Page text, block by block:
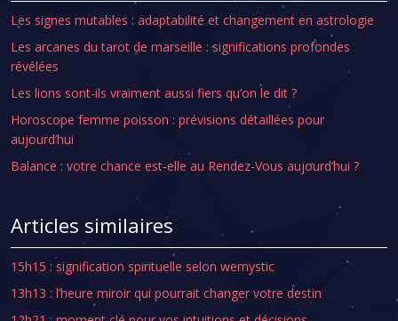
Les signes mutables : adaptabilité et changement en astrologie
Les arcanes du tarot de marseille : significations profondes
révélées
Les lions sont-ils vraiment aussi fiers qu’on le dit ?
Horoscope femme poisson : prévisions détaillées pour
aujourd’hui
Balance : votre chance est-elle au Rendez-Vous aujourd’hui ?
Articles similaires
15h15 : signification spirituelle selon wemystic
13h13 : l’heure miroir qui pourrait changer votre destin